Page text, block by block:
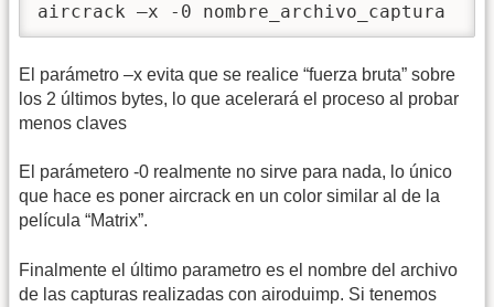
aircrack –x -0 nombre_archivo_captura
El parámetro –x evita que se realice “fuerza bruta” sobre
los 2 últimos bytes, lo que acelerará el proceso al probar
menos claves
El parámetero -0 realmente no sirve para nada, lo único
que hace es poner aircrack en un color similar al de la
película “Matrix”.
Finalmente el último parametro es el nombre del archivo
de las capturas realizadas con airoduimp. Si tenemos